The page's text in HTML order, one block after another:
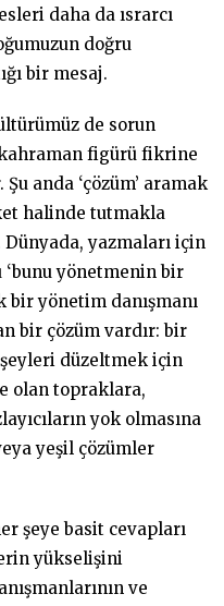
daha da ısrarcı
doğru
bir mesaj.
de sorun
kahraman figürü fikrine
anda ‘çözüm’ aramak
halinde tutmakla
yazmaları için
yönetmenin bir
bir yönetim danışmanı
bir çözüm vardır: bir
düzeltmek için
olan topraklara,
yok olmasına
yeşil çözümler
şeye basit cevapları
yükselişini
ve